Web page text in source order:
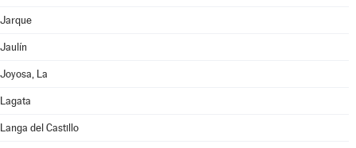
Jarque
Jaulín
Joyosa, La
Lagata
Langa del Castillo